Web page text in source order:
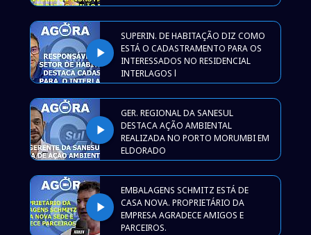
play_arrow
SUPERIN. DE HABITAÇÃO DIZ COMO
ESTÁ O CADASTRAMENTO PARA OS
INTERESSADOS NO RESIDENCIAL
INTERLAGOS l
play_arrow
GER. REGIONAL DA SANESUL
DESTACA AÇÃO AMBIENTAL
REALIZADA NO PORTO MORUMBI EM
ELDORADO
play_arrow
EMBALAGENS SCHMITZ ESTÁ DE
CASA NOVA. PROPRIETÁRIO DA
EMPRESA AGRADECE AMIGOS E
PARCEIROS.